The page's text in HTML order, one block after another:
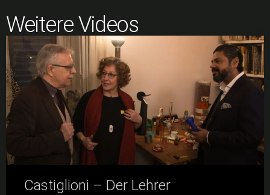
Weitere Videos
Castiglioni – Der Lehrer